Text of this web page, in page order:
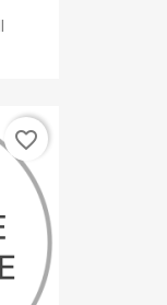
favorite_border